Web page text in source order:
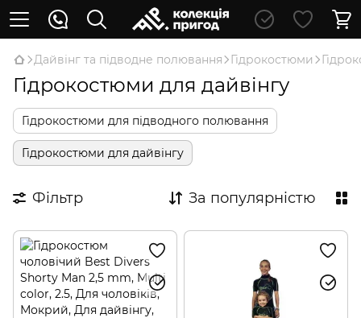
Дайвінг та підводне полювання Гідрокостюми
Гідрокостюми для дайвінгу
Гідрокостюми для підводного полювання
Гідрокостюми для дайвінгу
Фільтр За популярністю